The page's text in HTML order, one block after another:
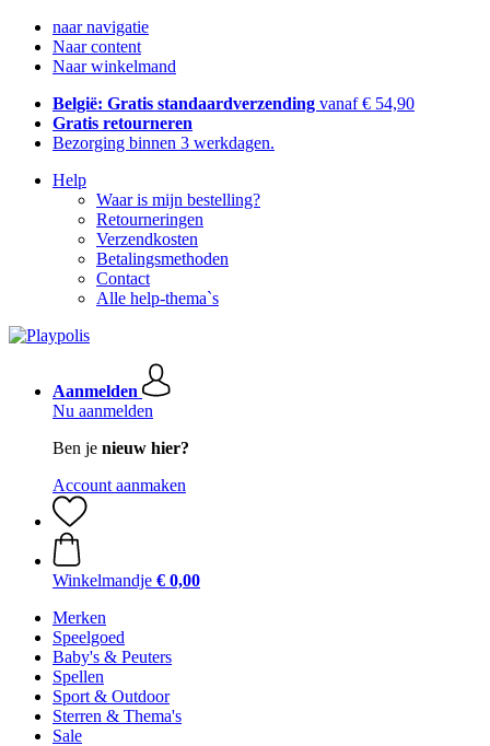
naar navigatie
Naar content
Naar winkelmand
België: Gratis standaardverzending vanaf € 54,90
Gratis retourneren
Bezorging binnen 3 werkdagen.
Help
Waar is mijn bestelling?
Retourneringen
Verzendkosten
Betalingsmethoden
Contact
Alle help-thema`s
Aanmelden
Nu aanmelden
Ben je nieuw hier?
Account aanmaken
Winkelmandje € 0,00
Merken
Speelgoed
Baby's & Peuters
Spellen
Sport & Outdoor
Sterren & Thema's
Sale